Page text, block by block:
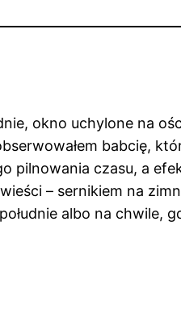
okno uchylone na
babcię,
pilnowania czasu, a
– sernikiem na
albo na chwile,